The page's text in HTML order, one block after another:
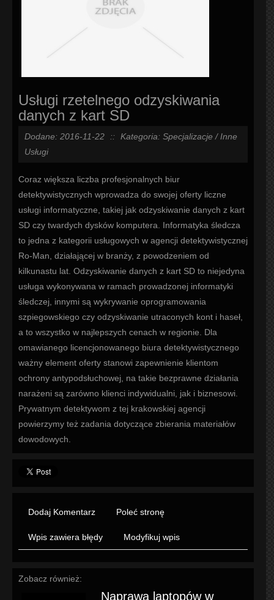
Usługi rzetelnego odzyskiwania
danych z kart SD
Dodane: 2016-11-22 ::
Kategoria: Specjalizacje / Inne
Usługi
Coraz większa liczba profesjonalnych biur
detektywistycznych wprowadza do swojej oferty liczne
usługi informatyczne, takiej jak odzyskiwanie danych z kart
SD czy twardych dysków komputera. Informatyka śledcza
to jedna z kategorii usługowych w agencji detektywistycznej
Ro-Man, działającej w branży, z powodzeniem od
kilkunastu lat. Odzyskiwanie danych z kart SD to niejedyna
usługa wykonywana w ramach prowadzonej informatyki
śledczej, innymi są wykrywanie oprogramowania
szpiegowskiego czy odzyskiwanie utraconych kont i haseł,
a to wszystko w najlepszych cenach w regionie. Dla
omawianego licencjonowanego biura detektywistycznego
ważny element oferty stanowi zapewnienie klientom
ochrony antypodsłuchowej, na takie bezprawne działania
narażeni są zarówno klienci indywidualni, jak i biznesowi.
Prywatnym detektywom z tej krakowskiej agencji
powierzymy też zadania dotyczące zbierania materiałów
dowodowych.
Dodaj Komentarz Poleć stronę
Wpis zawiera błędy Modyfikuj wpis
Zobacz również:
Naprawa laptopów w